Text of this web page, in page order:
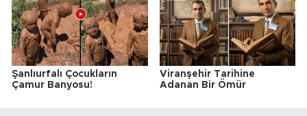
Şanlıurfalı Çocukların
Çamur Banyosu!
Viranşehir Tarihine
Adanan Bir Ömür